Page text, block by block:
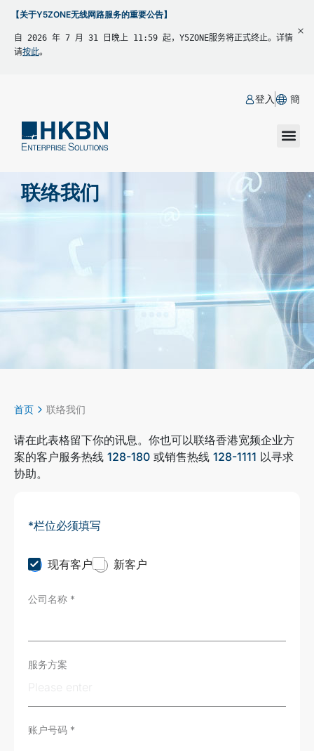
【关于Y5ZONE无线网路服务的重要公告】
自 2026 年 7 月 31 日晚上 11:59 起，Y5ZONE服务将正式终止。详情
请按此。
登入 簡
联络我们
首页 联络我们
请在此表格留下你的讯息。你也可以联络香港宽频企业方
案的客户服务热线 128-180 或销售热线 128-1111 以寻求
协助。
*栏位必须填写
C
u
t
T
现有客户 新客户
公司名称 *
服务方案
账户号码 *